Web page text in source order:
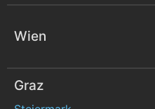
Wien
Graz